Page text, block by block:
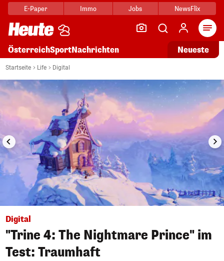
E-Paper Immo Jobs NewsFlix
ÖsterreichSportNachrichten Neueste
Startseite Life Digital
1/10
Digital
"Trine 4: The Nightmare Prince" im
Test: Traumhaft